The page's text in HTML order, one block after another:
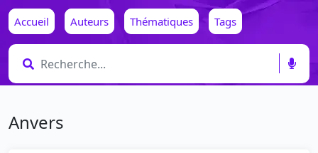
Accueil Auteurs Thématiques Tags
Anvers